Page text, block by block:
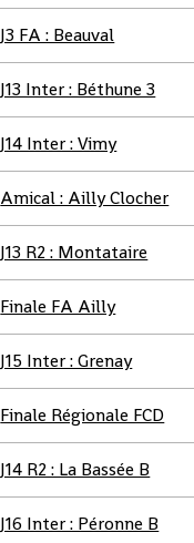
J3 FA : Beauval
J13 Inter : Béthune 3
J14 Inter : Vimy
Amical : Ailly Clocher
J13 R2 : Montataire
Finale FA Ailly
J15 Inter : Grenay
Finale Régionale FCD
J14 R2 : La Bassée B
J16 Inter : Péronne B